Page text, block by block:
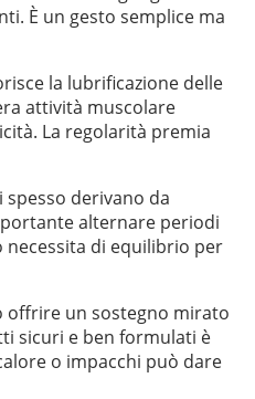
È un gesto semplice ma
la lubrificazione delle
attività muscolare
La regolarità premia
derivano da
alternare periodi
di equilibrio per
offrire un sostegno mirato
sicuri e ben formulati è
o impacchi può dare